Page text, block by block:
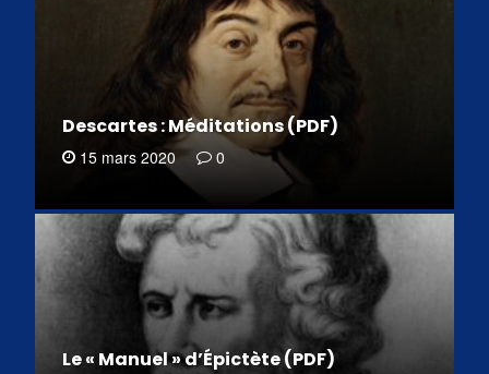
Descartes : Méditations (PDF)
15 mars 2020 0
Le « Manuel » d’Épictète (PDF)